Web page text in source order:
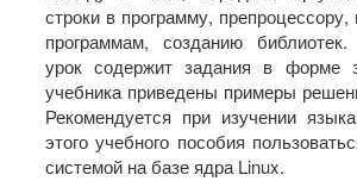
строки в программу,
программам, созданию
урок содержит задания в форме
учебника приведены примеры
Рекомендуется при изучении
этого учебного пособия
системой на базе ядра Linux.